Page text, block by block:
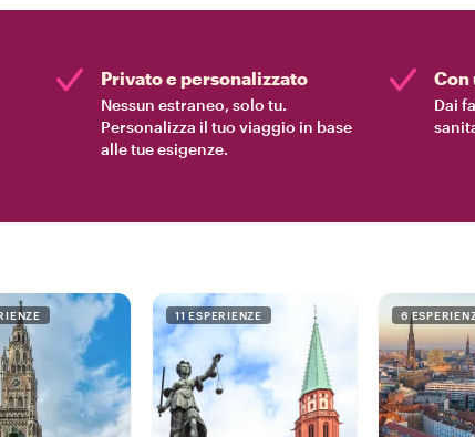
Privato e personalizzato
Nessun estraneo, solo tu.
Personalizza il tuo viaggio in base
alle tue esigenze.
Con
Dai
11 ESPERIENZE 6